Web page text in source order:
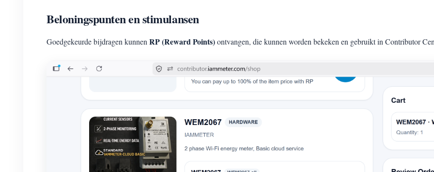
Beloningspunten en stimulansen
Goedgekeurde bijdragen kunnen RP (Reward Points)ontvangen, die kunnen worden bekeken en gebruikt in Contributor